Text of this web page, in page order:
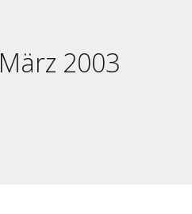
März 2003